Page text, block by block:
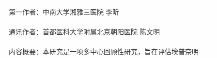
第一作者：中南大学湘雅三医院 李昕
通讯作者：首都医科大学附属北京朝阳医院 陈文明
内容概要：本研究是一项多中心回顾性研究，旨在评估埃普奈明